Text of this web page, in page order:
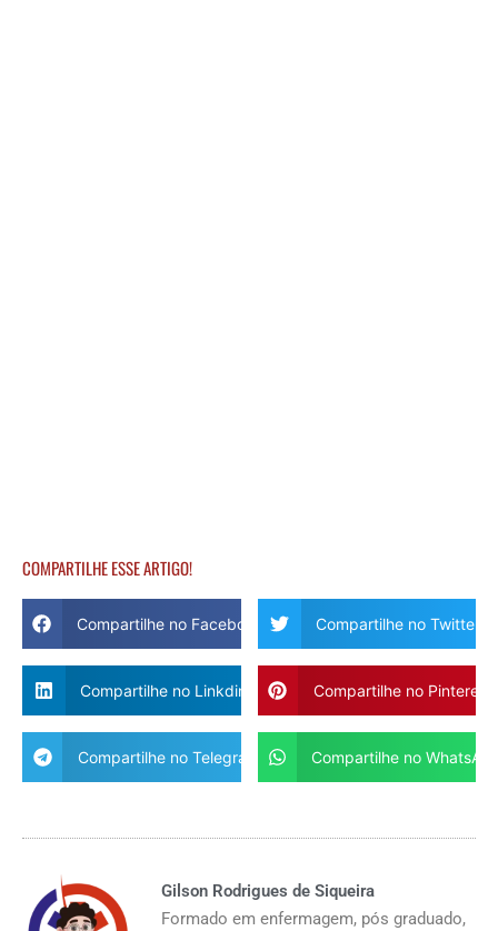
COMPARTILHE ESSE ARTIGO!
Compartilhe no Facebook Compartilhe no Twitter
Compartilhe no Linkdin Compartilhe no Pinterest
Compartilhe no Telegram Compartilhe no
Gilson Rodrigues de Siqueira
Formado em enfermagem, pós graduado,